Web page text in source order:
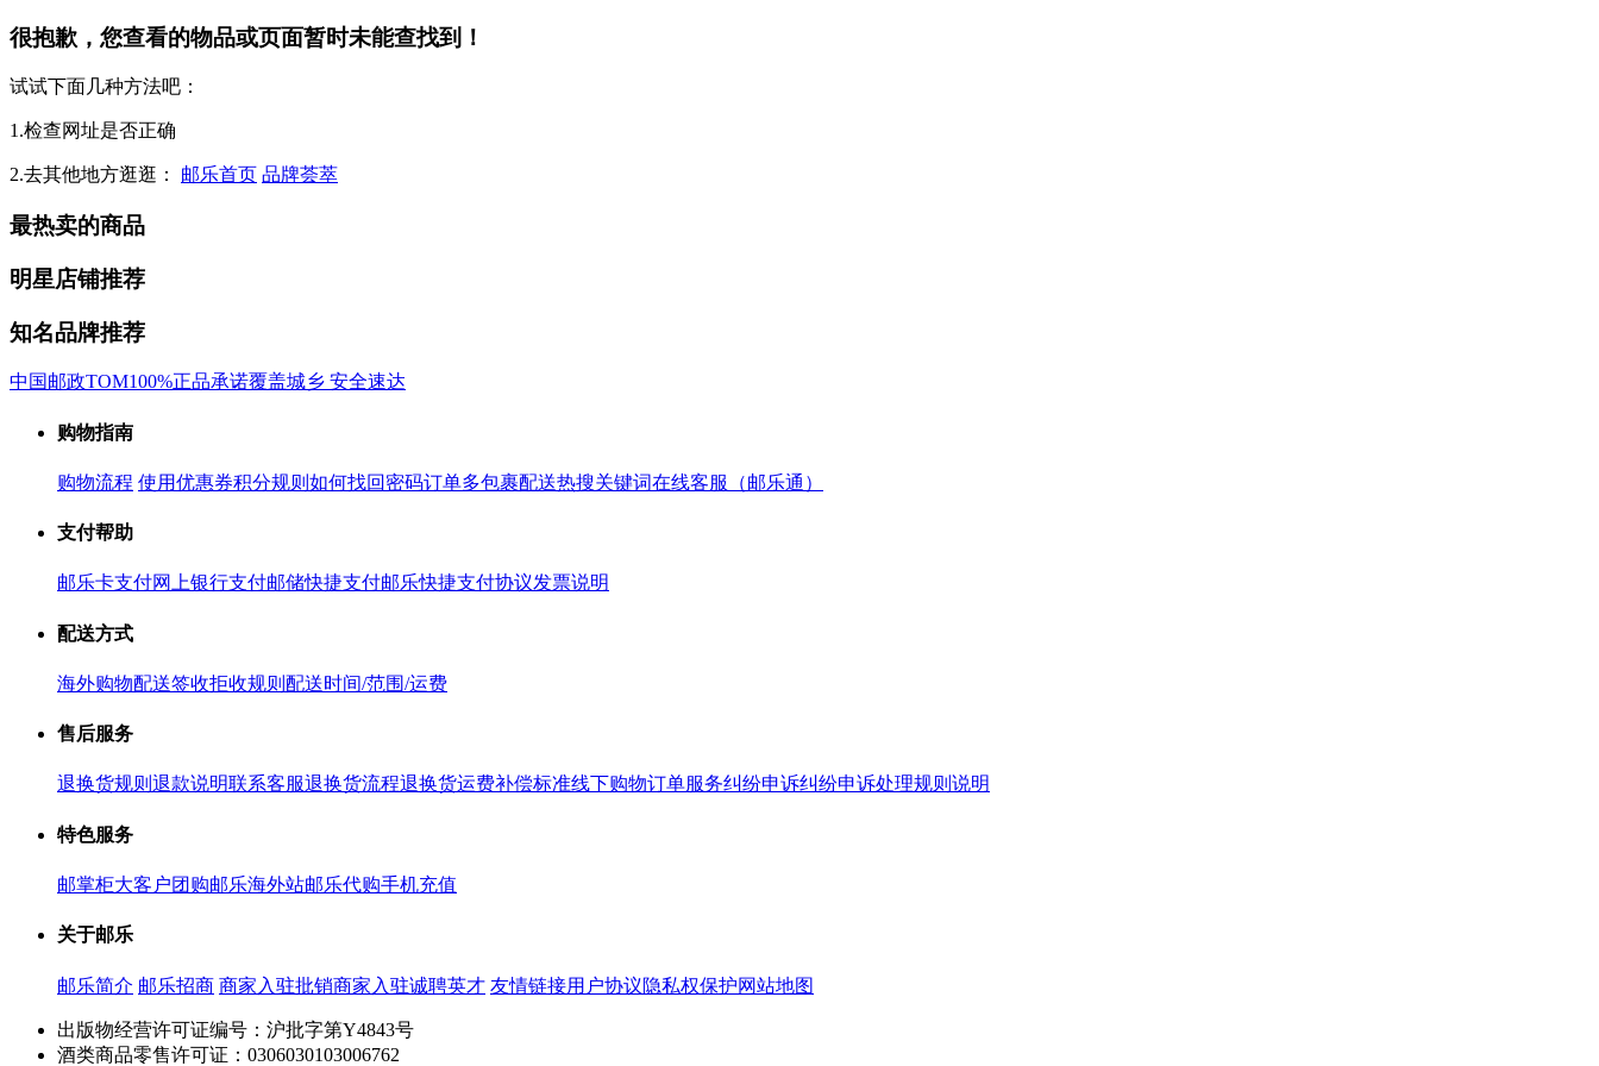
很抱歉，您查看的物品或页面暂时未能查找到！
试试下面几种方法吧：
1.检查网址是否正确
2.去其他地方逛逛： 邮乐首页 品牌荟萃
最热卖的商品
明星店铺推荐
知名品牌推荐
中国邮政TOM100%正品承诺覆盖城乡 安全速达
购物指南
购物流程 使用优惠券积分规则 如何找回密码订单多包裹配送热搜关键词在线客服（邮乐通）
支付帮助
邮乐卡支付网上银行支付邮储快捷支付邮乐快捷支付协议发票说明
配送方式
海外购物配送签收拒收规则 配送时间/范围/运费
售后服务
退换货规则 退款说明联系客服退换货流程退换货运费补偿标准线下购物订单服务纠纷申诉纠纷申诉处理规则说明
特色服务
邮掌柜大客户团购邮乐海外站邮乐代购手机充值
关于邮乐
邮乐简介 邮乐招商 商家入驻批销商家入驻诚聘英才 友情链接用户协议隐私权保护网站地图
出版物经营许可证编号：沪批字第Y4843号
酒类商品零售许可证：0306030103006762